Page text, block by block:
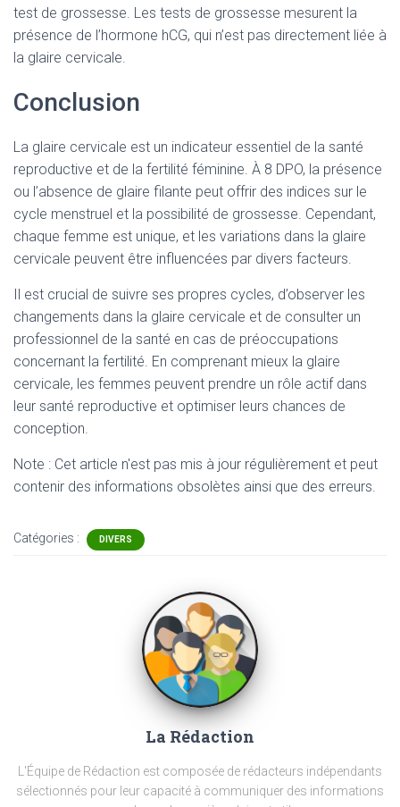
test de grossesse. Les tests de grossesse mesurent la
présence de l’hormone hCG, qui n’est pas directement liée à
la glaire cervicale.
Conclusion
La glaire cervicale est un indicateur essentiel de la santé
reproductive et de la fertilité féminine. À 8 DPO, la présence
ou l’absence de glaire filante peut offrir des indices sur le
cycle menstruel et la possibilité de grossesse. Cependant,
chaque femme est unique, et les variations dans la glaire
cervicale peuvent être influencées par divers facteurs.
Il est crucial de suivre ses propres cycles, d’observer les
changements dans la glaire cervicale et de consulter un
professionnel de la santé en cas de préoccupations
concernant la fertilité. En comprenant mieux la glaire
cervicale, les femmes peuvent prendre un rôle actif dans
leur santé reproductive et optimiser leurs chances de
conception.
Note : Cet article n'est pas mis à jour régulièrement et peut
contenir des informations obsolètes ainsi que des erreurs.
Catégories : DIVERS
La Rédaction
L'Équipe de Rédaction est composée de rédacteurs indépendants
sélectionnés pour leur capacité à communiquer des informations